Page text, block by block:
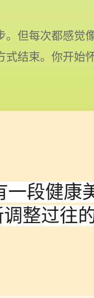
但每次都感
结束。你开始
一段健康
整过往